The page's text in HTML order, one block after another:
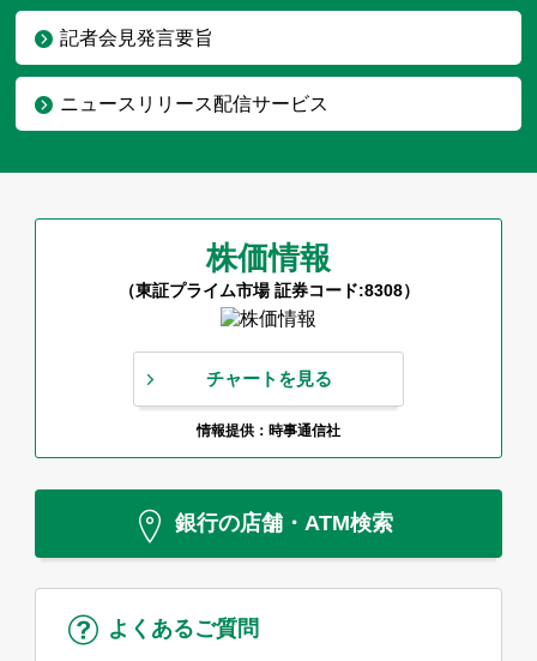
記者会見発言要旨
ニュースリリース配信サービス
株価情報
（東証プライム市場 証券コード:8308）
チャートを見る
情報提供：時事通信社
銀行の店舗・ATM検索
よくあるご質問